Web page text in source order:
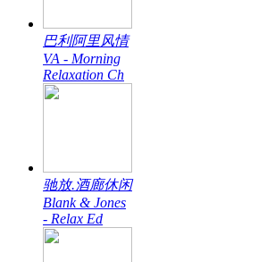
巴利阿里风情
VA - Morning
Relaxation Ch
驰放.酒廊休闲
Blank & Jones
- Relax Ed